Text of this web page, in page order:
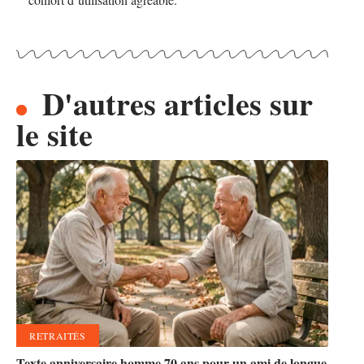
D'autres articles sur
le site
RETRAITÉS